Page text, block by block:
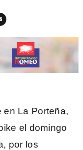
en La Porteña,
el domingo
por los